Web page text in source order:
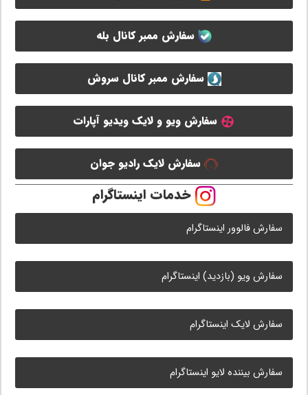
سفارش ممبر کانال بله
سفارش ممبر کانال سروش
سفارش ویو و لایک ویدیو آپارات
سفارش لایک رادیو جوان
خدمات اینستاگرام
سفارش فالوور اینستاگرام
سفارش ویو (بازدید) اینستاگرام
سفارش لایک اینستاگرام
سفارش بیننده لایو اینستاگرام